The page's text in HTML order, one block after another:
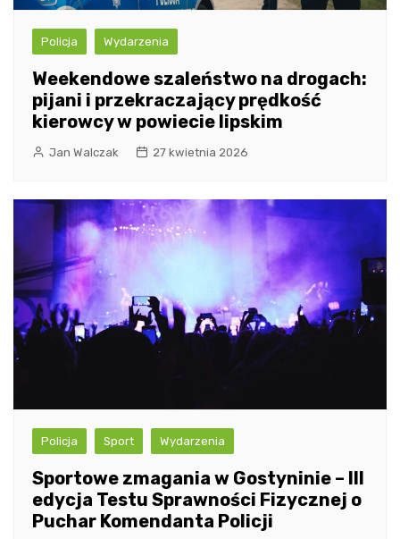
Policja Wydarzenia
Weekendowe szaleństwo na drogach:
pijani i przekraczający prędkość
kierowcy w powiecie lipskim
Jan Walczak 27 kwietnia 2026
Policja Sport Wydarzenia
Sportowe zmagania w Gostyninie – III
edycja Testu Sprawności Fizycznej o
Puchar Komendanta Policji